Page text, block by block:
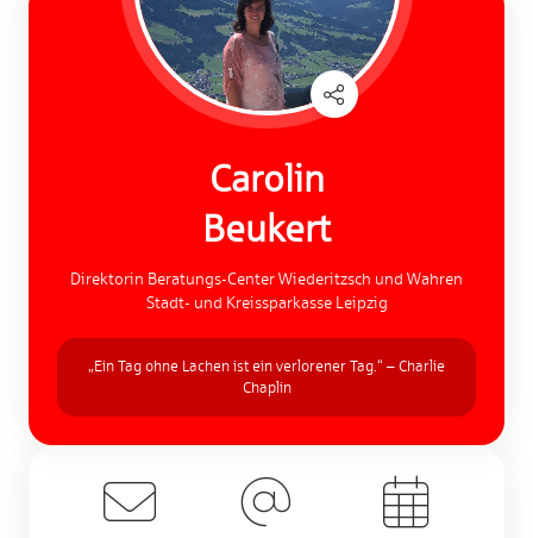
Carolin
Beukert
Direktorin Beratungs-Center Wiederitzsch und Wahren
Stadt- und Kreissparkasse Leipzig
„Ein Tag ohne Lachen ist ein verlorener Tag.“ – Charlie
Chaplin